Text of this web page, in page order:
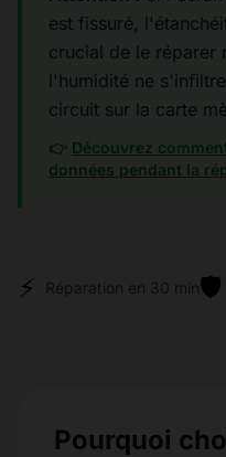
est fissuré,
crucial de le réparer
l'humidité ne
circuit sur la carte
👉 Découvrez
données pendant la
⚡ Réparation en 30 min🛡️
Pourquoi